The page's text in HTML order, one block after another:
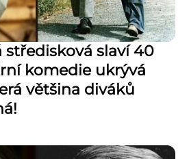
středisková slaví 40
komedie ukrývá
většina diváků